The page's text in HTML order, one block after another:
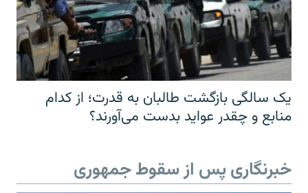
یک سالگی بازگشت طالبان به قدرت؛ از کدام
منابع و چقدر عواید بدست می‌آورند؟
خبرنگاری پس از سقوط جمهوری